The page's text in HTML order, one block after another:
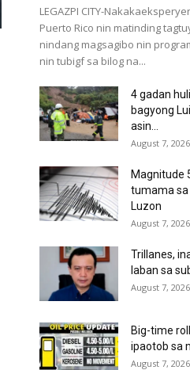
LEGAZPI CITY-
Puerto Rico nin matinding
nindang magsagibo nin
nin tubigf sa bilog na...
4 gadan
bagyong
asin...
August 7,
Magnitude
tumama sa
Luzon
August 7,
Trillanes,
laban sa
August 7,
Big-time
ipaotob sa
August 7,